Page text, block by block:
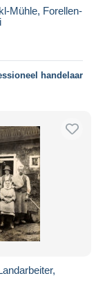
Mühle, Forellen-
handelaar